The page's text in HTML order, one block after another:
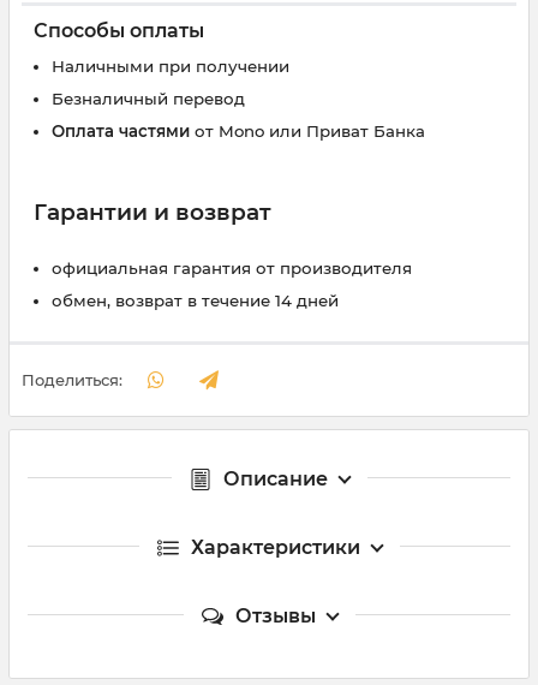
Способы оплаты
Наличными при получении
Безналичный перевод
Оплата частями от Mono или Приват Банка
Гарантии и возврат
официальная гарантия от производителя
обмен, возврат в течение 14 дней
Поделиться:
Описание
Характеристики
Отзывы